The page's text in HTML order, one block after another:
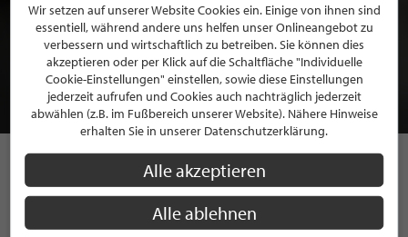
BEWERBEN SIE SICH FÜR EINE GRATIS
MITGLIEDSCHAFT BEI STILPUNKTE®
JETZT GRATIS BEWERBEN
STILPUNKTE AUF
INSTAGRAM
Wir setzen auf unserer Website Cookies ein. Einige von ihnen sind
essentiell, während andere uns helfen unser Onlineangebot zu
verbessern und wirtschaftlich zu betreiben. Sie können dies
akzeptieren oder per Klick auf die Schaltfläche "Individuelle
Cookie-Einstellungen" einstellen, sowie diese Einstellungen
jederzeit aufrufen und Cookies auch nachträglich jederzeit
abwählen (z.B. im Fußbereich unserer Website). Nähere Hinweise
erhalten Sie in unserer Datenschutzerklärung.
Alle akzeptieren
Alle ablehnen